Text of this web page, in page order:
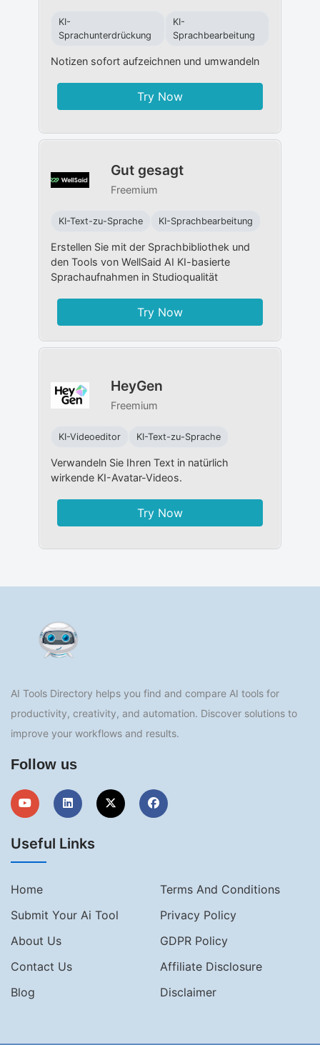
KI-
Sprachunterdrückung
KI-
Sprachbearbeitung
Notizen sofort aufzeichnen und umwandeln
Try Now
Gut gesagt
Freemium
KI-Text-zu-Sprache KI-Sprachbearbeitung
Erstellen Sie mit der Sprachbibliothek und
den Tools von WellSaid AI KI-basierte
Sprachaufnahmen in Studioqualität
Try Now
HeyGen
Freemium
KI-Videoeditor KI-Text-zu-Sprache
Verwandeln Sie Ihren Text in natürlich
wirkende KI-Avatar-Videos.
Try Now
AI Tools Directory helps you find and compare AI tools for
productivity, creativity, and automation. Discover solutions to
improve your workflows and results.
Follow us
Useful Links
Home
Terms And Conditions
Submit Your Ai Tool
Privacy Policy
About Us
GDPR Policy
Contact Us
Affiliate Disclosure
Blog
Disclaimer